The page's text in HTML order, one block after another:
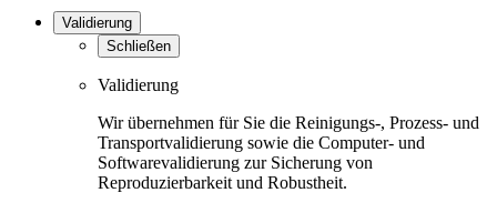
Validierung
Schließen
Validierung
Wir übernehmen für Sie die Reinigungs-, Prozess- und
Transportvalidierung sowie die Computer- und
Softwarevalidierung zur Sicherung von
Reproduzierbarkeit und Robustheit.